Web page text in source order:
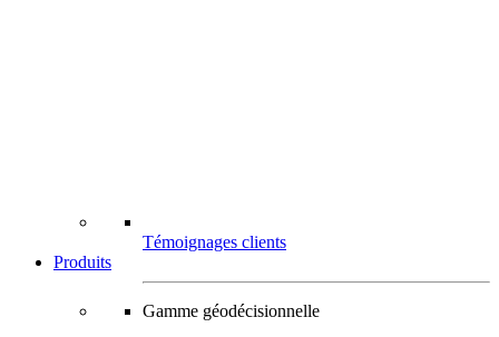
Témoignages clients
Produits
Gamme géodécisionnelle